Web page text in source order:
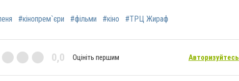
#кінопрем`єри #фільми #кіно #ТРЦ Жираф
0,0 Оцініть першим Авторизуйтесь